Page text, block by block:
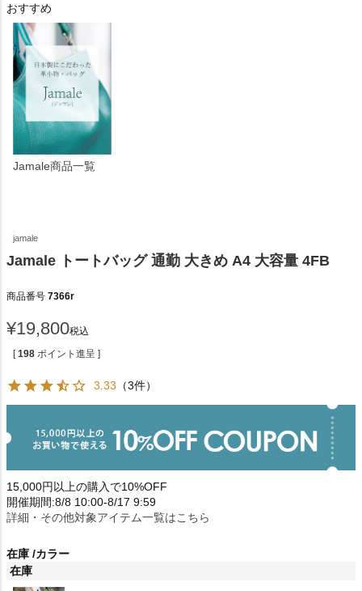
おすすめ
Jamale商品一覧
jamale
Jamale トートバッグ 通勤 大きめ A4 大容量 4FB
商品番号 7366r
¥19,800税込
[ 198 ポイント進呈 ]
3.33 （3件）
15,000円以上の購入で10%OFF
開催期間:8/8 10:00-8/17 9:59
詳細・その他対象アイテム一覧はこちら
在庫 カラー
在庫